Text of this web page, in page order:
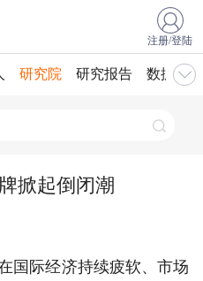
注册/登陆
研究院 研究报告 数据库
掀起倒闭潮
国际经济持续疲软、市场